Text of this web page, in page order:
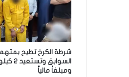
شرطة الكرخ تطيح
ومبلغاً مالياً